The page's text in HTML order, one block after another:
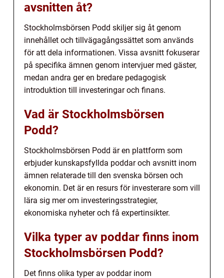
avsnitten åt?
Stockholmsbörsen Podd skiljer sig åt genom
innehållet och tillvägagångssättet som används
för att dela informationen. Vissa avsnitt fokuserar
på specifika ämnen genom intervjuer med gäster,
medan andra ger en bredare pedagogisk
introduktion till investeringar och finans.
Vad är Stockholmsbörsen
Podd?
Stockholmsbörsen Podd är en plattform som
erbjuder kunskapsfyllda poddar och avsnitt inom
ämnen relaterade till den svenska börsen och
ekonomin. Det är en resurs för investerare som vill
lära sig mer om investeringsstrategier,
ekonomiska nyheter och få expertinsikter.
Vilka typer av poddar finns inom
Stockholmsbörsen Podd?
Det finns olika typer av poddar inom